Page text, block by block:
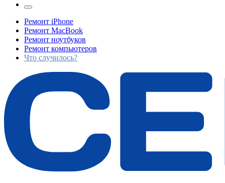
Ремонт iPhone
Ремонт MacBook
Ремонт ноутбуков
Ремонт компьютеров
Что случилось?